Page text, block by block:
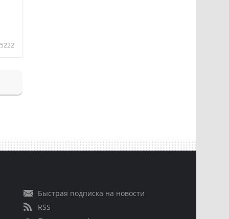
5222
Быстрая подписка на новости
RSS